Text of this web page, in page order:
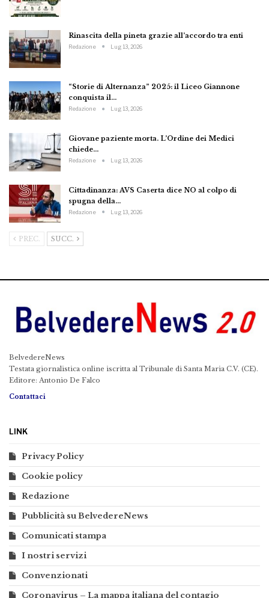
Rinascita della pineta grazie all’accordo tra enti
Redazione Lug 13, 2026
“Storie di Alternanza” 2025: il Liceo Giannone
conquista il…
Redazione Lug 13, 2026
Giovane paziente morta. L’Ordine dei Medici
chiede…
Redazione Lug 13, 2026
Cittadinanza: AVS Caserta dice NO al colpo di
spugna della…
Redazione Lug 13, 2026
PREC. SUCC.
BelvedereNews
Testata giornalistica online iscritta al Tribunale di Santa Maria C.V. (CE).
Editore: Antonio De Falco
Contattaci
LINK
Privacy Policy
Cookie policy
Redazione
Pubblicità su BelvedereNews
Comunicati stampa
I nostri servizi
Convenzionati
Coronavirus – La mappa italiana del contagio